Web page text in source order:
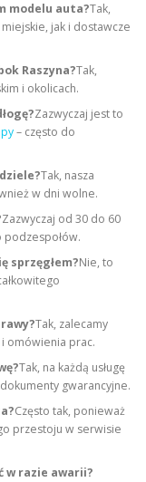
modelu auta?Tak,
jak i dostawcze
Raszyna?Tak,
i okolicach.
Zazwyczaj jest to
– często do
Tak, nasza
w dni wolne.
Zazwyczaj od 30 do 60
podzespołów.
sprzęgłem?Nie, to
Tak, zalecamy
omówienia prac.
Tak, na każdą usługę
gwarancyjne.
Często tak, ponieważ
przestoju w serwisie
w razie awarii?